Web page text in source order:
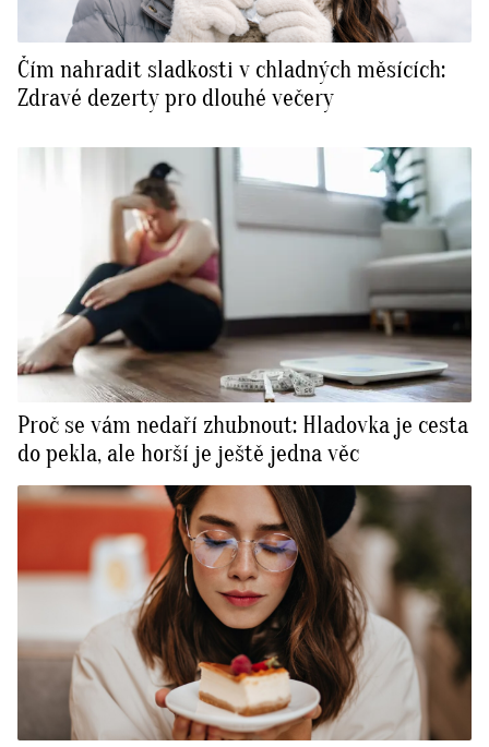
Čím nahradit sladkosti v chladných měsících:
Zdravé dezerty pro dlouhé večery
Proč se vám nedaří zhubnout: Hladovka je cesta
do pekla, ale horší je ještě jedna věc